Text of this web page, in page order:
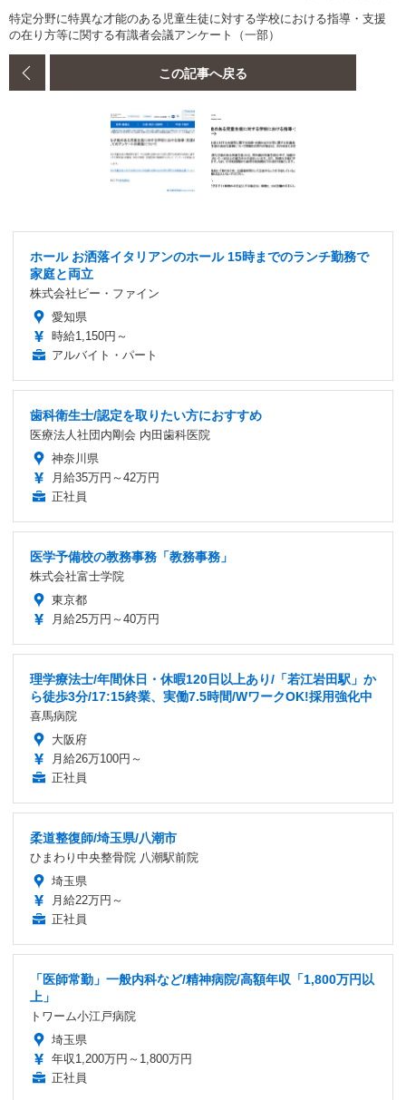
特定分野に特異な才能のある児童生徒に対する学校における指導・支援
の在り方等に関する有識者会議アンケート（一部）
この記事へ戻る
ホール お洒落イタリアンのホール 15時までのランチ勤務で
家庭と両立
株式会社ビー・ファイン
愛知県
時給1,150円～
アルバイト・パート
歯科衛生士/認定を取りたい方におすすめ
医療法人社団内剛会 内田歯科医院
神奈川県
月給35万円～42万円
正社員
医学予備校の教務事務「教務事務」
株式会社富士学院
東京都
月給25万円～40万円
理学療法士/年間休日・休暇120日以上あり/「若江岩田駅」か
ら徒歩3分/17:15終業、実働7.5時間/WワークOK!採用強化中
喜馬病院
大阪府
月給26万100円～
正社員
柔道整復師/埼玉県/八潮市
ひまわり中央整骨院 八潮駅前院
埼玉県
月給22万円～
正社員
「医師常勤」一般内科など/精神病院/高額年収「1,800万円以
上」
トワーム小江戸病院
埼玉県
年収1,200万円～1,800万円
正社員